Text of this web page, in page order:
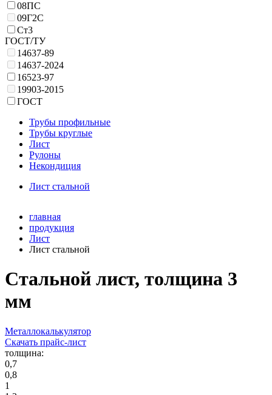
08ПС
09Г2С
Ст3
ГОСТ/ТУ
14637-89
14637-2024
16523-97
19903-2015
ГОСТ
Трубы профильные
Трубы круглые
Лист
Рулоны
Некондиция
Лист стальной
главная
продукция
Лист
Лист стальной
Стальной лист, толщина 3
мм
Металлокалькулятор
Скачать прайс-лист
толщина:
0,7
0,8
1